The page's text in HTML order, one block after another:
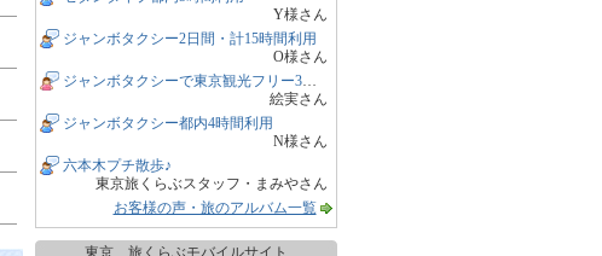
Y様さん
ジャンボタクシー2日間・計15時間利用
O様さん
ジャンボタクシーで東京観光フリー3時間
絵実さん
ジャンボタクシー都内4時間利用
N様さん
六本木プチ散歩♪
東京旅くらぶスタッフ・まみやさん
お客様の声・旅のアルバム一覧
東京 旅くらぶモバイルサイト